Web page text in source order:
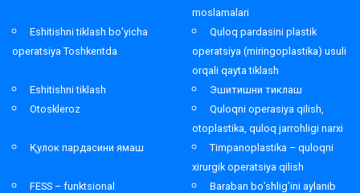
moslamalari
Eshitishni tiklash bo’yicha
operatsiya Toshkentda
Quloq pardasini plastik
operatsiya (miringoplastika) usuli
orqali qayta tiklash
Eshitishni tiklash
Эшитишни тиклаш
Otoskleroz
Quloqni operasiya qilish,
otoplastika, quloq jarrohligi narxi
Қулок пардасини ямаш
Timpanoplastika – quloqni
xirurgik operatsiya qilish
FESS – funktsional
Baraban bo’shlig’ini aylanib